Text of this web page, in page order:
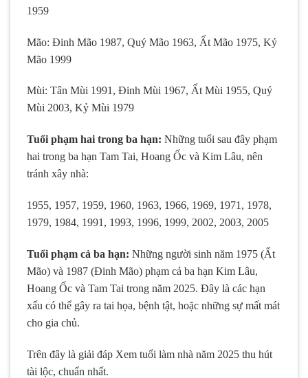
1959
Mão: Đinh Mão 1987, Quý Mão 1963, Ất Mão 1975, Kỷ
Mão 1999
Mùi: Tân Mùi 1991, Đinh Mùi 1967, Ất Mùi 1955, Quý
Mùi 2003, Kỷ Mùi 1979
Tuổi phạm hai trong ba hạn: Những tuổi sau đây phạm
hai trong ba hạn Tam Tai, Hoang Ốc và Kim Lâu, nên
tránh xây nhà:
1955, 1957, 1959, 1960, 1963, 1966, 1969, 1971, 1978,
1979, 1984, 1991, 1993, 1996, 1999, 2002, 2003, 2005
Tuổi phạm cả ba hạn: Những người sinh năm 1975 (Ất
Mão) và 1987 (Đinh Mão) phạm cả ba hạn Kim Lâu,
Hoang Ốc và Tam Tai trong năm 2025. Đây là các hạn
xấu có thể gây ra tai họa, bệnh tật, hoặc những sự mất mát
cho gia chủ.
Trên đây là giải đáp Xem tuổi làm nhà năm 2025 thu hút
tài lộc, chuẩn nhất.